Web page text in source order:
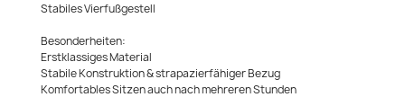
Stabiles Vierfußgestell
Besonderheiten:
Erstklassiges Material
Stabile Konstruktion & strapazierfähiger Bezug
Komfortables Sitzen auch nach mehreren Stunden